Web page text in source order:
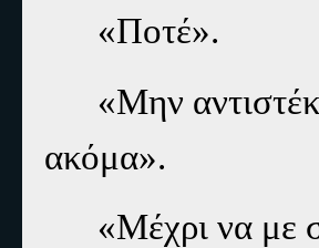
«Ποτέ».
«Μην
ακόμα».
«Μέχρι να με